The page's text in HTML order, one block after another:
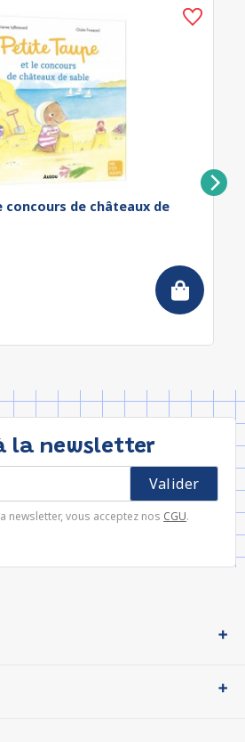
de châteaux de
la newsletter
newsletter, vous acceptez nos CGU.